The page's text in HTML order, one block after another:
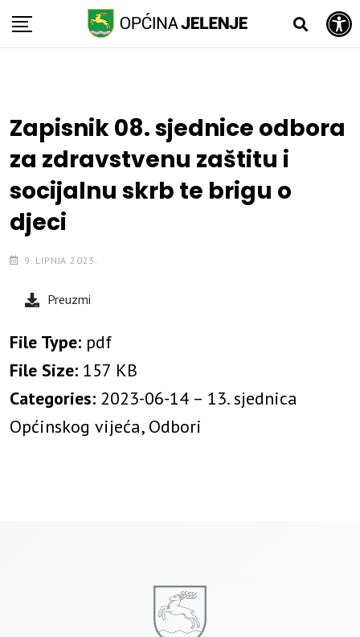
Open toolbar
Skip
Zapisnik 08. sjednice odbora
za zdravstvenu zaštitu i
socijalnu skrb te brigu o
djeci
9. LIPNJA 2023.
Preuzmi
File Type: pdf
File Size: 157 KB
Categories: 2023-06-14 – 13. sjednica
Općinskog vijeća, Odbori